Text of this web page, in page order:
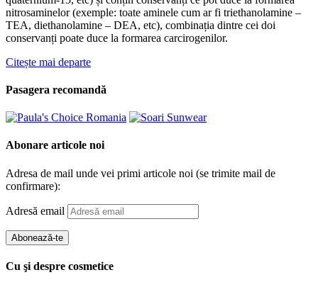
nitrosaminelor (exemple: toate aminele cum ar fi triethanolamine –
TEA, diethanolamine – DEA, etc), combinația dintre cei doi
conservanți poate duce la formarea carcirogenilor.
Citește mai departe
Pasagera recomandă
Abonare articole noi
Adresa de mail unde vei primi articole noi (se trimite mail de
confirmare):
Adresă email
Abonează-te
Cu şi despre cosmetice